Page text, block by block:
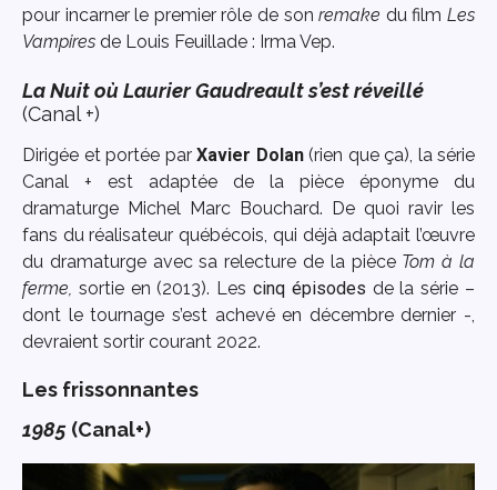
pour incarner le premier rôle de sonremake du filmLes
Vampires de Louis Feuillade : Irma Vep.
La Nuit où Laurier Gaudreault s’est réveillé
(Canal +)
Dirigée et portée par Xavier Dolan(rien que ça), la série
Canal + est adaptée de la pièce éponyme du
dramaturge Michel Marc Bouchard. De quoi ravir les
fans du réalisateur québécois, qui déjà adaptait l’œuvre
du dramaturge avec sa relecture de la pièce Tom à la
ferme, sortie en (2013). Lescinq épisodes de la série –
dont le tournage s’est achevé en décembre dernier -,
devraient sortir courant 2022.
Les frissonnantes
1985 (Canal+)